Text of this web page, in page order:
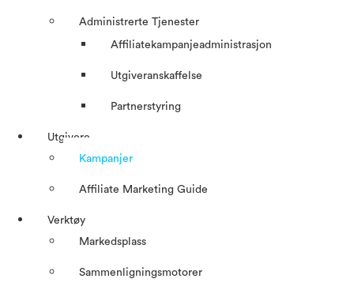
Administrerte Tjenester
Affiliatekampanjeadministrasjon
Utgiveranskaffelse
Partnerstyring
Utgivere
Kampanjer
Affiliate Marketing Guide
Verktøy
Markedsplass
Sammenligningsmotorer